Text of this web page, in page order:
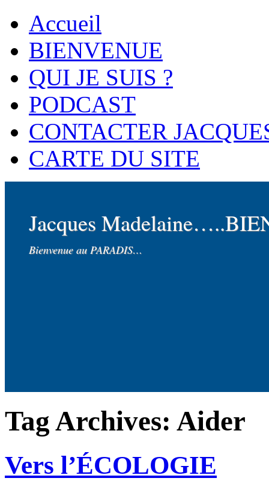
Accueil
BIENVENUE
QUI JE SUIS ?
PODCAST
CONTACTER
CARTE DU SITE
Jacques
Bienvenue au PARADIS…
Tag Archives: Aider
Vers l’ÉCOLOGIE